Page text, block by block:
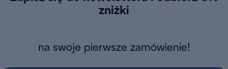
zniżki
na swoje pierwsze zamówienie!